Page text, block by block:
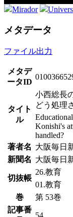
Mirador
メタデータ
ファイル出力
メタデ
ータID
タイト
ル
小西総長
どう処理
Konishi's
handled?
著者名 大阪毎日
新聞名 大阪毎日
切抜帳
26.教育
01.教育
巻
第 53巻
記事番
54